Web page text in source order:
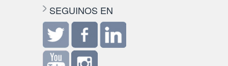
SEGUINOS EN